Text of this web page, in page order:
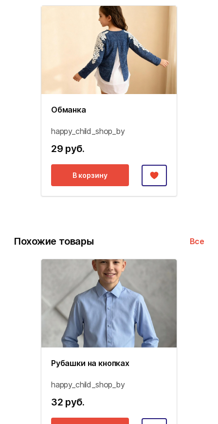
Обманка
happy_child_shop_by
29 руб.
В корзину
Похожие товары Все
Рубашки на кнопках
happy_child_shop_by
32 руб.